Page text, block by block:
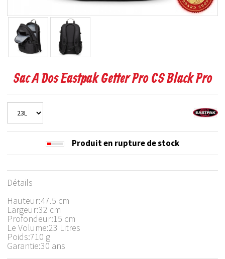
Sac A Dos Eastpak Getter Pro CS Black Pro
Produit en rupture de stock
Détails
Hauteur:47.5 cm
Largeur:32 cm
Profondeur:15 cm
Le Volume:23 Litres
Poids:710 g
Garantie:30 ans